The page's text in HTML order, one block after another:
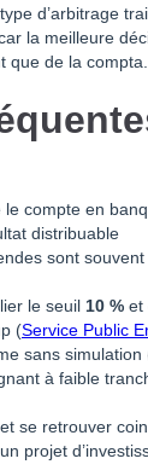
d’arbitrage
car la meilleure
que de la compta.
le compte en
distribuable
sont souvent
le seuil 10 % et
(Service Public
sans simulation
à faible
se retrouver
projet